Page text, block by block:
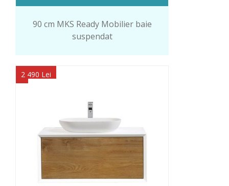
90 cm MKS Ready Mobilier baie
suspendat
2 490 Lei